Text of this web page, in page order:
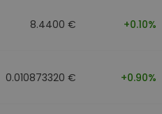
8.4400 € +0.10%
0.010873320 € +0.90%